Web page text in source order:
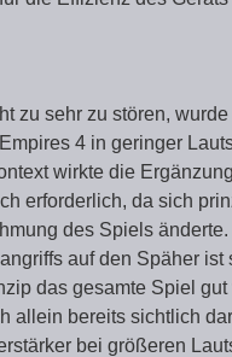
zu sehr zu stören, wurde
4 in geringer
wirkte die
erforderlich, da sich
des Spiels
auf den Späher ist
das gesamte Spiel gut
allein bereits sichtlich
bei größeren